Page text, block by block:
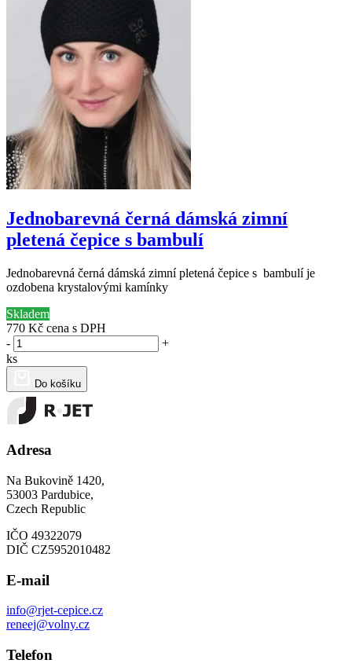
Jednobarevná černá dámská zimní
pletená čepice s bambulí
Jednobarevná černá dámská zimní pletená čepice s bambulí je
ozdobena krystalovými kamínky
Skladem
770 Kč cena s DPH
-
+
ks
Do košíku
Adresa
Na Bukovině 1420,
53003 Pardubice,
Czech Republic
IČO 49322079
DIČ CZ5952010482
E-mail
info@rjet-cepice.cz
reneej@volny.cz
Telefon